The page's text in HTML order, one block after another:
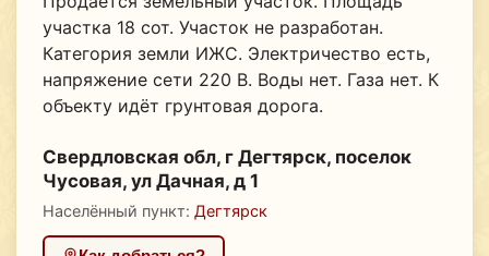
участка 18 сот. Участок не разработан.
Категория земли ИЖС. Электричество есть,
напряжение сети 220 В. Воды нет. Газа нет. К
объекту идёт грунтовая дорога.
Свердловская обл, г Дегтярск, поселок
Чусовая, ул Дачная, д 1
Населённый пункт: Дегтярск